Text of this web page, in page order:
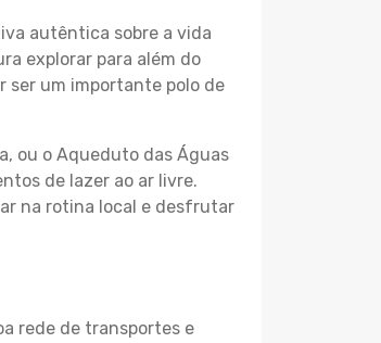
autêntica sobre a vida
explorar para além do
ser um importante polo de
ou o Aqueduto das Águas
de lazer ao ar livre.
na rotina local e desfrutar
rede de transportes e